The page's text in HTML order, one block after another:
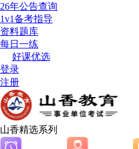
26年公告查询
1v1备考指导
资料题库
每日一练
好课优选
登录
注册
山香精选系列